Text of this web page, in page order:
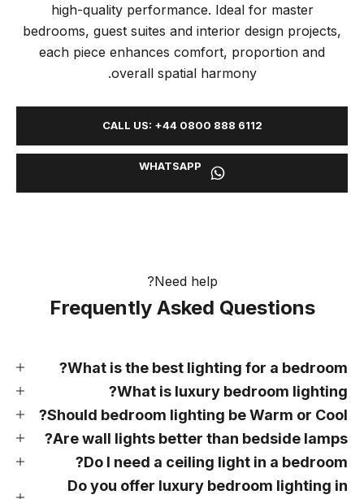
high-quality performance. Ideal for master
bedrooms, guest suites and interior design projects,
each piece enhances comfort, proportion and
overall spatial harmony.
CALL US: +44 0800 888 6112
WHATSAPP
Need help?
Frequently Asked Questions
What is the best lighting for a bedroom?
What is luxury bedroom lighting?
Should bedroom lighting be Warm or Cool?
Are wall lights better than bedside lamps?
Do I need a ceiling light in a bedroom?
Do you offer luxury bedroom lighting in